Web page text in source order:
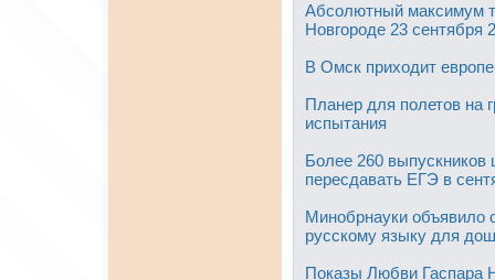
Абсолютный максимум
Новгороде 23 сентября
В Омск приходит
Планер для полетов на
испытания
Более 260 выпускников
пересдавать ЕГЭ в
Минобрнауки объявило
русскому языку для
Показы Любви Гаспара